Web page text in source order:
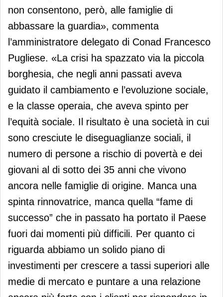
non consentono, però, alle famiglie di
abbassare la guardia», commenta
l’amministratore delegato di Conad Francesco
Pugliese. «La crisi ha spazzato via la piccola
borghesia, che negli anni passati aveva
guidato il cambiamento e l’evoluzione sociale,
e la classe operaia, che aveva spinto per
l’equità sociale. Il risultato è una società in cui
sono cresciute le diseguaglianze sociali, il
numero di persone a rischio di povertà e dei
giovani al di sotto dei 35 anni che vivono
ancora nelle famiglie di origine. Manca una
spinta rinnovatrice, manca quella “fame di
successo” che in passato ha portato il Paese
fuori dai momenti più difficili. Per quanto ci
riguarda abbiamo un solido piano di
investimenti per crescere a tassi superiori alle
medie di mercato e puntare a una relazione